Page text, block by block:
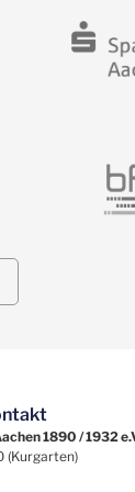
1890 / 1932
(Kurgarten)